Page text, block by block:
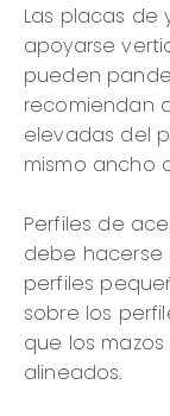
Las placas
apoyarse
pueden
recomiendan
elevadas del
mismo ancho
Perfiles de
debe hacerse
perfiles
sobre los
que los
alineados.